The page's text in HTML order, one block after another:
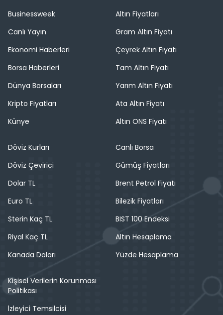
Businessweek
Canlı Yayın
Ekonomi Haberleri
Borsa Haberleri
Dünya Borsaları
Kripto Fiyatları
Künye
Altın Fiyatları
Gram Altın Fiyatı
Çeyrek Altın Fiyatı
Tam Altın Fiyatı
Yarım Altın Fiyatı
Ata Altın Fiyatı
Altın ONS Fiyatı
Döviz Kurları
Döviz Çevirici
Dolar TL
Euro TL
Sterin Kaç TL
Riyal Kaç TL
Kanada Doları
Canlı Borsa
Gümüş Fiyatları
Brent Petrol Fiyatı
Bilezik Fiyatları
BIST 100 Endeksi
Altın Hesaplama
Yüzde Hesaplama
Kişisel Verilerin Korunması
Politikası
İzleyici Temsilcisi